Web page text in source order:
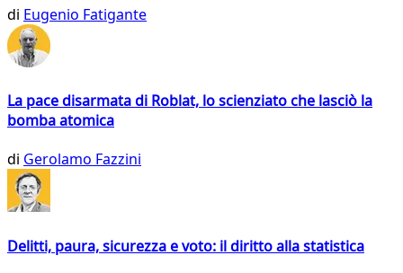
di Eugenio Fatigante
La pace disarmata di Roblat, lo scienziato che lasciò la
bomba atomica
di Gerolamo Fazzini
Delitti, paura, sicurezza e voto: il diritto alla statistica